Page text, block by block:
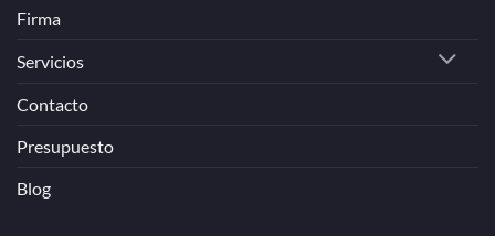
Firma
Servicios
Contacto
Presupuesto
Blog